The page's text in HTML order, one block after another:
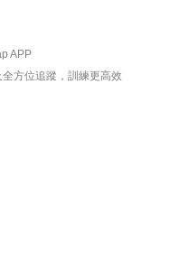
APP
方位追蹤，訓練更高效